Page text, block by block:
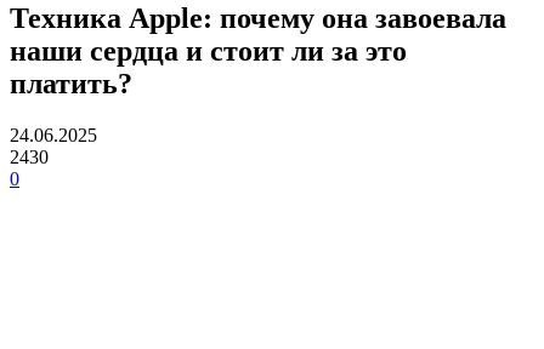
Техника Apple: почему она завоевала
наши сердца и стоит ли за это
платить?
24.06.2025
2430
0